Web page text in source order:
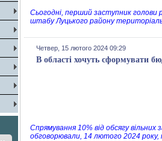
Сьогодні, перший заступник голови
штабу Луцького району
Четвер, 15 лютого 2024 09:29
В області хочуть сформувати
Спрямування 10% від обсягу
обговорювали, 14 лютого 2024 року,